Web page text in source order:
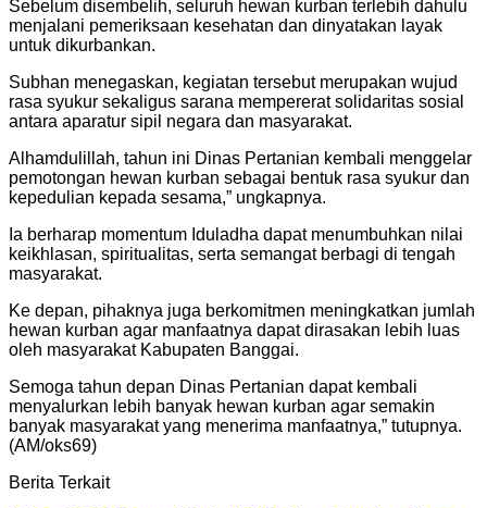
Sebelum disembelih, seluruh hewan kurban terlebih dahulu
menjalani pemeriksaan kesehatan dan dinyatakan layak
untuk dikurbankan.
Subhan menegaskan, kegiatan tersebut merupakan wujud
rasa syukur sekaligus sarana mempererat solidaritas sosial
antara aparatur sipil negara dan masyarakat.
Alhamdulillah, tahun ini Dinas Pertanian kembali menggelar
pemotongan hewan kurban sebagai bentuk rasa syukur dan
kepedulian kepada sesama,” ungkapnya.
Ia berharap momentum Iduladha dapat menumbuhkan nilai
keikhlasan, spiritualitas, serta semangat berbagi di tengah
masyarakat.
Ke depan, pihaknya juga berkomitmen meningkatkan jumlah
hewan kurban agar manfaatnya dapat dirasakan lebih luas
oleh masyarakat Kabupaten Banggai.
Semoga tahun depan Dinas Pertanian dapat kembali
menyalurkan lebih banyak hewan kurban agar semakin
banyak masyarakat yang menerima manfaatnya,” tutupnya.
(AM/oks69)
Berita Terkait